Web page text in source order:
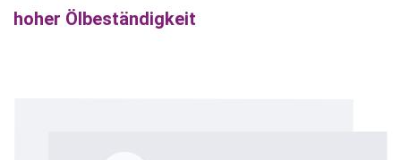
hoher Ölbeständigkeit